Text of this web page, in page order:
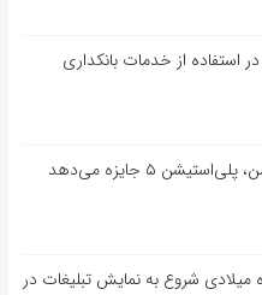
استفاده از خدمات بانکداری
۵ جایزه می‌دهد
میلادی شروع به نمایش تبلیغات در